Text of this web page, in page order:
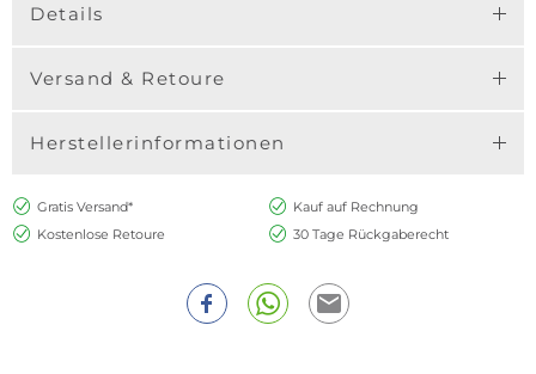
Details
Versand & Retoure
Herstellerinformationen
Gratis Versand*
Kauf auf Rechnung
Kostenlose Retoure
30 Tage Rückgaberecht